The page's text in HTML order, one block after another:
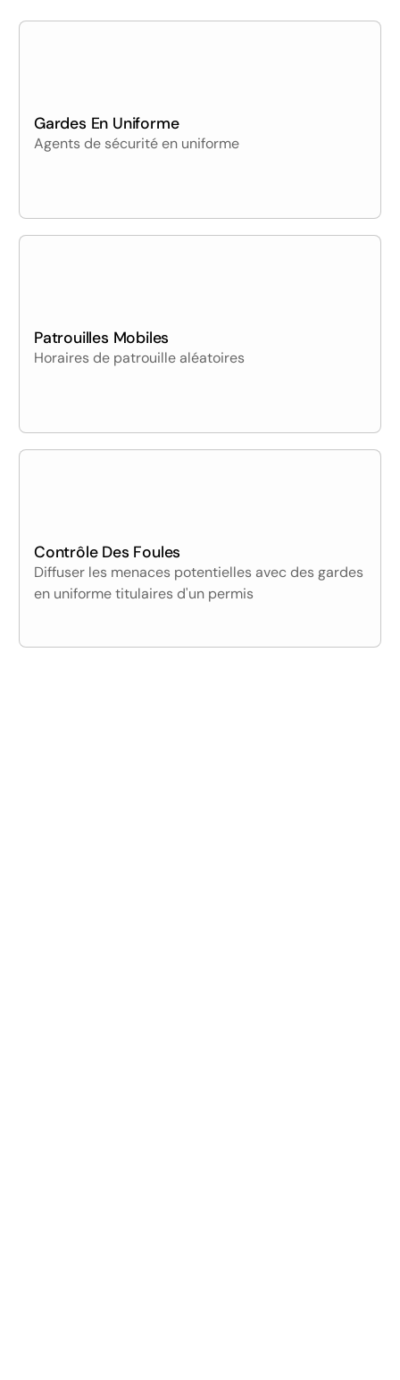
Gardes En Uniforme
Agents de sécurité en uniforme
Patrouilles Mobiles
Horaires de patrouille aléatoires
Contrôle Des Foules
Diffuser les menaces potentielles avec des gardes
en uniforme titulaires d'un permis